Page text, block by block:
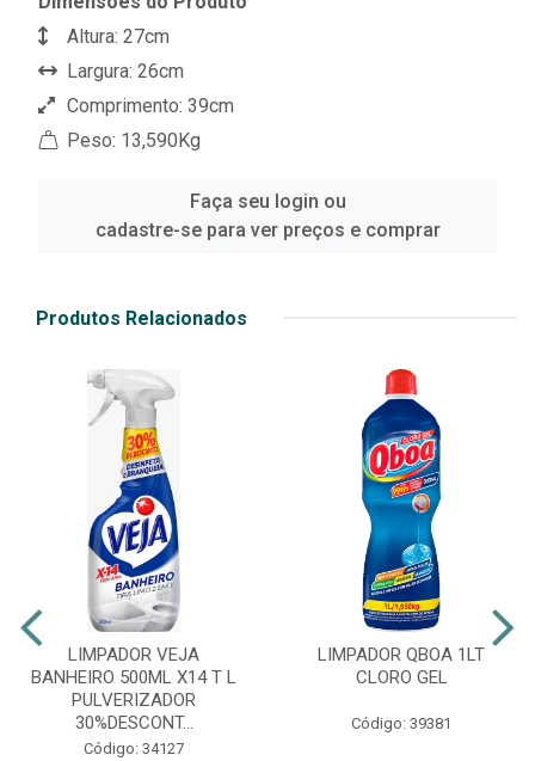
Altura: 27cm
Largura: 26cm
Comprimento: 39cm
Peso: 13,590Kg
Faça seu login ou
cadastre-se para ver preços e comprar
Produtos Relacionados
LIMPADOR VEJA
BANHEIRO 500ML X14 T L
PULVERIZADOR
30%DESCONT...
Código: 34127
LIMPADOR QBOA 1LT
CLORO GEL
Código: 39381